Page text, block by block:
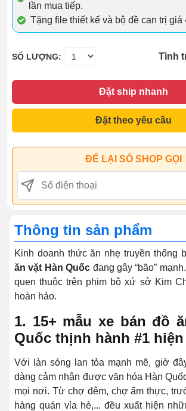
lần mua tiếp.
Tặng file thiết kế và bộ đề can trị giá
SỐ LƯỢNG: Tình
Đặt ship nhanh
Đặt theo yêu cầu
ĐỂ LẠI SỐ SHOP GỌI
Thông tin sản phẩm
Kinh doanh thức ăn nhẹ truyền thống
ăn vặt Hàn Quốc đang gây “bão”
quen thuộc trên phim bộ xứ sở Kim
hoàn hảo.
1. 15+ mẫu xe bán đồ
Quốc thịnh hành #1
Với làn sóng lan tỏa mạnh mẽ, giờ
dàng cảm nhận được văn hóa Hàn
mọi nơi. Từ chợ đêm, chợ ẩm thực,
hàng quán vỉa hè,... đều xuất hiện